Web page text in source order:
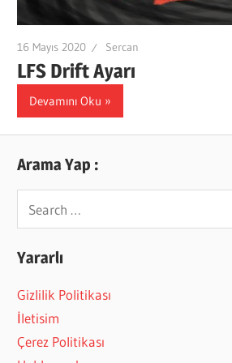
16 Mayıs 2020 Sercan
LFS Drift Ayarı
Devamını Oku
Arama Yap :
for:
Yararlı
Gizlilik Politikası
İletisim
Çerez Politikası